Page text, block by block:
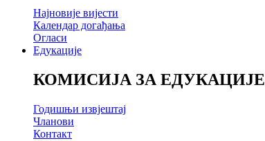
Најновије вијести
Календар догађања
Огласи
Едукације
КОМИСИЈА ЗА ЕДУКАЦИЈЕ
Годишњи извјештај
Чланови
Контакт